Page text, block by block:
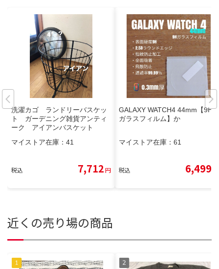
洗濯カゴ ランドリーバスケッ
ト ガーデニング雑貨アンティ
ーク アイアンバスケット
マイストア在庫： 41
税込 7,712円
GALAXY WATCH4 44mm【9H
ガラスフィルム】か
マイストア在庫： 61
税込 6,499
近くの売り場の商品